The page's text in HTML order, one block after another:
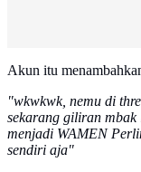
Akun itu
"wkwkwk, nemu di
sekarang giliran
menjadi WAMEN
sendiri aja"